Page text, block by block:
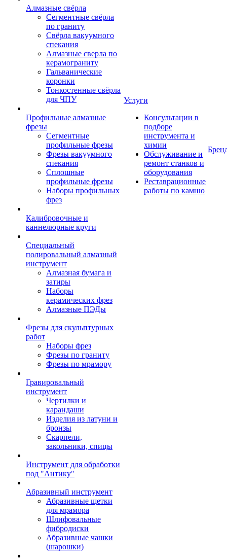
Алмазные свёрла
Сегментные свёрла
по граниту
Свёрла вакуумного
спекания
Алмазные сверла по
керамограниту
Гальванические
коронки
Тонкостенные свёрла
для ЧПУ
Профильные алмазные
фрезы
Сегментные
профильные фрезы
Фрезы вакуумного
спекания
Сплошные
профильные фрезы
Наборы профильных
фрез
Калибровочные и
каннелюрные круги
Специальный
полировальный алмазный
инструмент
Алмазная бумага и
затиры
Наборы
керамических фрез
Алмазные ПЭДы
Фрезы для скульптурных
работ
Наборы фрез
Фрезы по граниту
Фрезы по мрамору
Гравировальный
инструмент
Чертилки и
карандаши
Изделия из латуни и
бронзы
Скарпели,
закольники, спицы
Инструмент для обработки
под "Антику"
Абразивный инструмент
Абразивные щетки
для мрамора
Шлифовальные
фибродиски
Абразивные чашки
(шарошки)
Услуги
Консультации в
подборе
инструмента и
химии
Обслуживание и
ремонт станков и
оборудования
Реставрационные
работы по камню